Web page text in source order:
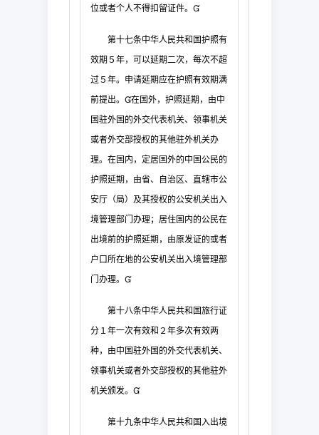
位或者个人不得扣留证件。
第十七条中华人民共和国护照有
效期５年，可以延期二次，每次不超
过５年。申请延期应在护照有效期满
前提出。在国外，护照延期，由中
国驻外国的外交代表机关、领事机关
或者外交部授权的其他驻外机关办
理。在国内，定居国外的中国公民的
护照延期，由省、自治区、直辖市公
安厅（局）及其授权的公安机关出入
境管理部门办理；居住国内的公民在
出境前的护照延期，由原发证的或者
户口所在地的公安机关出入境管理部
门办理。
第十八条中华人民共和国旅行证
分１年一次有效和２年多次有效两
种，由中国驻外国的外交代表机关、
领事机关或者外交部授权的其他驻外
机关颁发。
第十九条中华人民共和国入出境